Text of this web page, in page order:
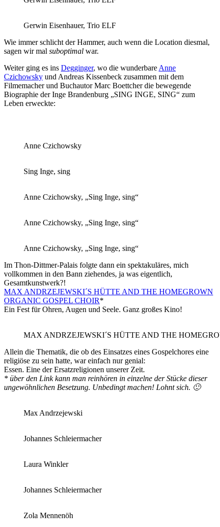
Gerwin Eisenhauer, Trio ELF
Wie immer schlicht der Hammer, auch wenn die Location diesmal,
sagen wir mal suboptimal war.
Weiter ging es ins Degginger, wo die wunderbare Anne
Czichowsky und Andreas Kissenbeck zusammen mit dem
Filmemacher und Buchautor Marc Boettcher die bewegende
Biographie der Inge Brandenburg „SING INGE, SING“ zum
Leben erweckte:
Anne Czichowsky
Sing Inge, sing
Anne Czichowsky, „Sing Inge, sing“
Anne Czichowsky, „Sing Inge, sing“
Anne Czichowsky, „Sing Inge, sing“
Im Thon-Dittmer-Palais folgte dann ein spektakuläres, mich
vollkommen in den Bann ziehendes, ja was eigentlich,
Gesamtkunstwerk?!
MAX ANDRZEJEWSKI´S HÜTTE AND THE HOMEGROWN
ORGANIC GOSPEL CHOIR*
Ein Fest für Ohren, Augen und Seele. Ganz großes Kino!
MAX ANDRZEJEWSKI´S HÜTTE AND THE
Allein die Thematik, die ob des Einsatzes eines Gospelchores eine
religiöse zu sein hatte, war einfach nur genial:
Essen. Eine der Ersatzreligionen unserer Zeit.
* über den Link kann man reinhören in einzelne der Stücke dieser
ungewöhnlichen Besetzung. Unbedingt machen! Lohnt sich. 🙂
Max Andrzejewski
Johannes Schleiermacher
Laura Winkler
Johannes Schleiermacher
Zola Mennenöh